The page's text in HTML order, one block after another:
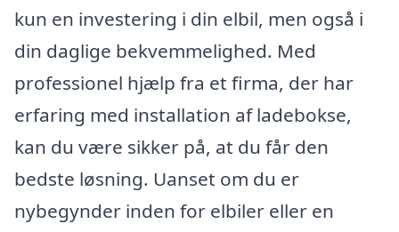
kun en investering i din elbil, men også i
din daglige bekvemmelighed. Med
professionel hjælp fra et firma, der har
erfaring med installation af ladebokse,
kan du være sikker på, at du får den
bedste løsning. Uanset om du er
nybegynder inden for elbiler eller en